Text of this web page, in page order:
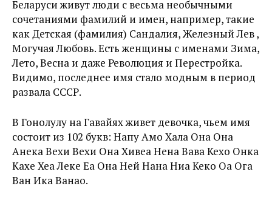
Беларуси живут люди с весьма необычными
сочетаниями фамилий и имен, например, такие
как Детская (фамилия) Сандалия, Железный Лев ,
Могучая Любовь. Есть женщины с именами Зима,
Лето, Весна и даже Революция и Перестройка.
Видимо, последнее имя стало модным в период
развала СССР.
В Гонолулу на Гавайях живет девочка, чьем имя
состоит из 102 букв: Напу Амо Хала Она Она
Анека Вехи Вехи Она Хивеа Нена Вава Кехо Онка
Кахе Хеа Леке Еа Она Ней Нана Ниа Кеко Оа Ога
Ван Ика Ванао.